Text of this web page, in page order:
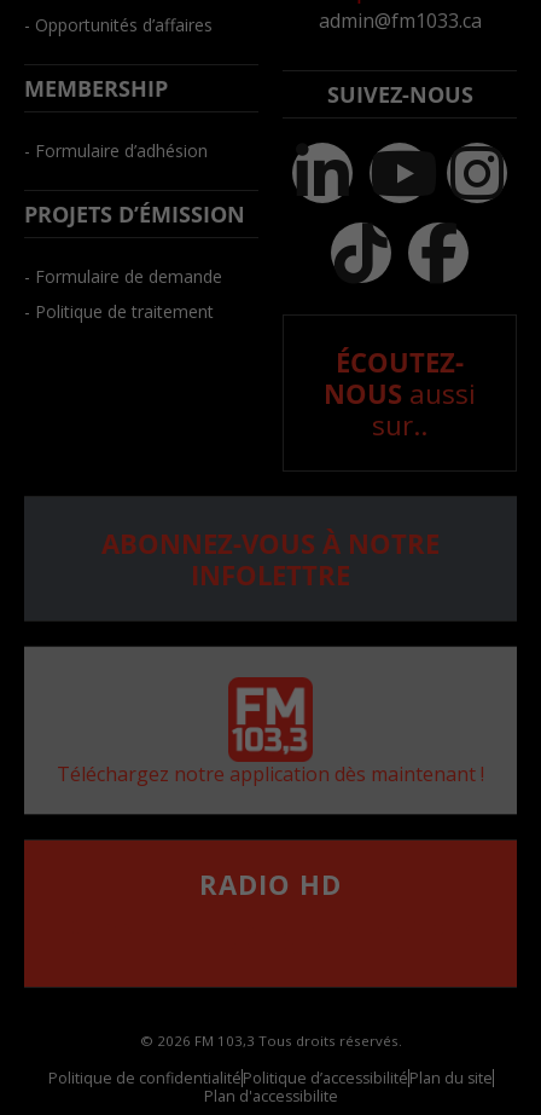
- Opportunités d’affaires
MEMBERSHIP
- Formulaire d’adhésion
PROJETS D’ÉMISSION
- Formulaire de demande
- Politique de traitement
admin@fm1033.ca
SUIVEZ-NOUS
ÉCOUTEZ-
NOUS aussi
sur..
ABONNEZ-VOUS À NOTRE
INFOLETTRE
Téléchargez notre application dès maintenant !
RADIO HD
© 2026 FM 103,3 Tous droits réservés.
Politique de confidentialitéPolitique d’accessibilitéPlan du site
Plan d'accessibilite